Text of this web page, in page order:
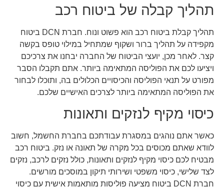
תהליך קבלה של ביטוח רכב
תהליך קבלת ביטוח רכב הוא פשוט ונוח. חברת DCN ביטוח
מקפידה על תהליך ברור ושקוף שמתחיל במילוי טופס בקשה
קצר. לאחר מכן, יועצי הביטוח של החברה יבחנו את צרכיכם
ויציעו לכם את הפוליסה המתאימה ביותר. אתם תקבלו הסבר
מפורט על תנאי הפוליסה והכיסויים הכלולים בה, ותוכלו לבחור
את הפוליסה המתאימה ביותר לצרכים האישיים שלכם.
כיסוי מקיף לנזקים ותאונות
כאשר אתם נוהגים במסגרת עבודתכם בחברת החשמל, חשוב
לוודא שאתם מכוסים בכל מקרה של תאונה או נזק. ביטוח רכב
מבטיח לכם כיסוי מקיף לנזקים ותאונות, כולל נזקים לרכב, נזקים
לצד שלישי, כיסוי משפטי ושירותי תיקון במוסכים מורשים.
חברת DCN ביטוח מציעה פוליסות מותאמות אישית עם כיסוי